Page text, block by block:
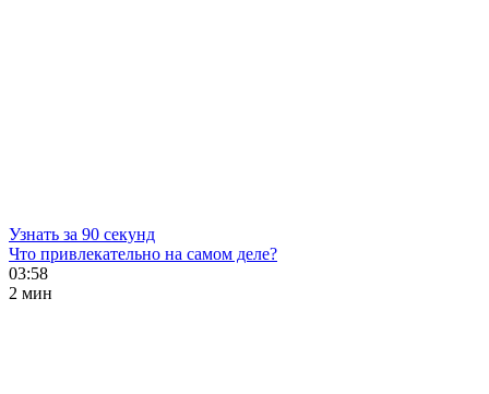
Узнать за 90 секунд
Что привлекательно на самом деле?
03:58
2 мин